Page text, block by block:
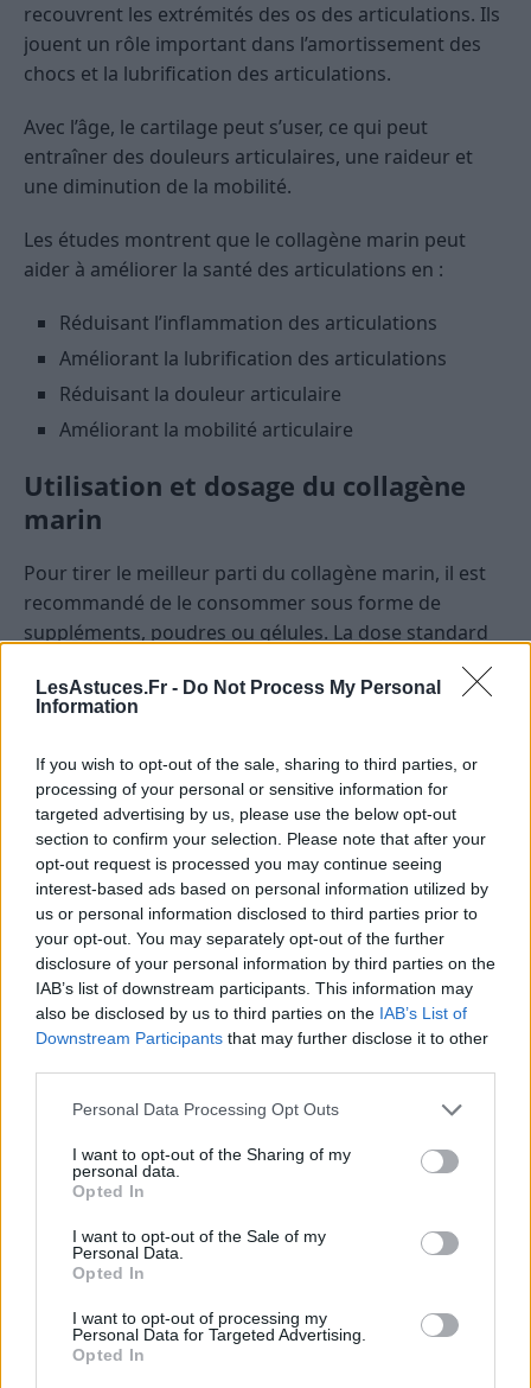
LesAstuces.Fr - Do Not Process My Personal
Information
If you wish to opt-out of the sale, sharing to third parties, or
processing of your personal or sensitive information for
targeted advertising by us, please use the below opt-out
section to confirm your selection. Please note that after your
opt-out request is processed you may continue seeing
interest-based ads based on personal information utilized by
us or personal information disclosed to third parties prior to
your opt-out. You may separately opt-out of the further
disclosure of your personal information by third parties on the
IAB’s list of downstream participants. This information may
also be disclosed by us to third parties on the IAB’s List of
Downstream Participants that may further disclose it to other
Personal Data Processing Opt Outs
I want to opt-out of the Sharing of my
personal data.
Opted In
I want to opt-out of the Sale of my
Personal Data.
Opted In
I want to opt-out of processing my
Personal Data for Targeted Advertising.
Opted In
recouvrent les extrémités des os des articulations. Ils
jouent un rôle important dans l’amortissement des
chocs et la lubrification des articulations.
Avec l’âge, le cartilage peut s’user, ce qui peut
entraîner des douleurs articulaires, une raideur et
une diminution de la mobilité.
Les études montrent que le collagène marin peut
aider à améliorer la santé des articulations en :
Réduisant l’inflammation des articulations
Améliorant la lubrification des articulations
Réduisant la douleur articulaire
Améliorant la mobilité articulaire
Utilisation et dosage du collagène
marin
Pour tirer le meilleur parti du collagène marin, il est
recommandé de le consommer sous forme de
suppléments, poudres ou gélules. La dose standard
Comment choisir un supplément de
Pureté et Source: Optez pour un collagène issu
de sources durables et sans contaminants.
Type de Collagène: Privilégiez le Type I pour les
avantages liés à la peau.
Conclusion
Le collagène marin représente une solution naturelle
et efficace pour améliorer votre santé et votre
complément incontournable dans votre routine de
soins.
BEAUTÉ